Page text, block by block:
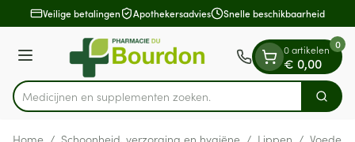
Ga naar de inhoud
1 van 1Veilige betalingen Apothekersadvies Snelle beschikbaarheid
Menu
Product, merk, categorie...
Medicijnen en supp Zoek
0 artikelen
€ 0,00
0
Home / Schoonheid, verzorging en hygiëne / Lippen / Voedend